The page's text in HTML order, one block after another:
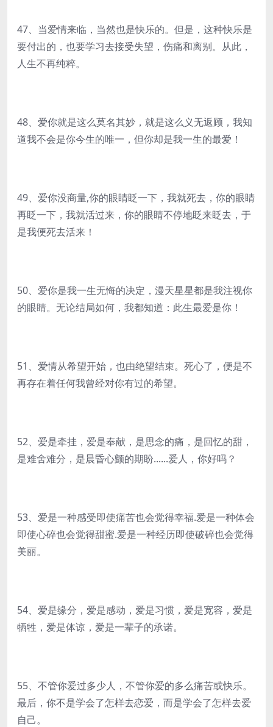
47、当爱情来临，当然也是快乐的。但是，这种快乐是
要付出的，也要学习去接受失望，伤痛和离别。从此，
人生不再纯粹。
48、爱你就是这么莫名其妙，就是这么义无返顾，我知
道我不会是你今生的唯一，但你却是我一生的最爱！
49、爱你没商量,你的眼睛眨一下，我就死去，你的眼睛
再眨一下，我就活过来，你的眼睛不停地眨来眨去，于
是我便死去活来！
50、爱你是我一生无悔的决定，漫天星星都是我注视你
的眼睛。无论结局如何，我都知道：此生最爱是你！
51、爱情从希望开始，也由绝望结束。死心了，便是不
再存在着任何我曾经对你有过的希望。
52、爱是牵挂，爱是奉献，是思念的痛，是回忆的甜，
是难舍难分，是晨昏心颤的期盼......爱人，你好吗？
53、爱是一种感受即使痛苦也会觉得幸福.爱是一种体会
即使心碎也会觉得甜蜜.爱是一种经历即使破碎也会觉得
美丽。
54、爱是缘分，爱是感动，爱是习惯，爱是宽容，爱是
牺牲，爱是体谅，爱是一辈子的承诺。
55、不管你爱过多少人，不管你爱的多么痛苦或快乐。
最后，你不是学会了怎样去恋爱，而是学会了怎样去爱
自己。